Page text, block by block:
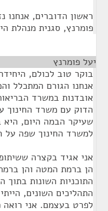
ראשון הדוברים, אנחנו
פומרנץ, סגנית מנהלת
יעל פומרנץ
בוקר טוב לכולם,
אנחנו הגורם המתכלל
אובדנות במשרד
הדוק עם משרד החינוך
שעיקר הבמה היום,
למשרד החינוך שפה על
אני אגיד בקצרה
הן ברמת המטה והן
התוכניות השונות
התהליכים השונים,
לפרט בעצמם. אני רואה